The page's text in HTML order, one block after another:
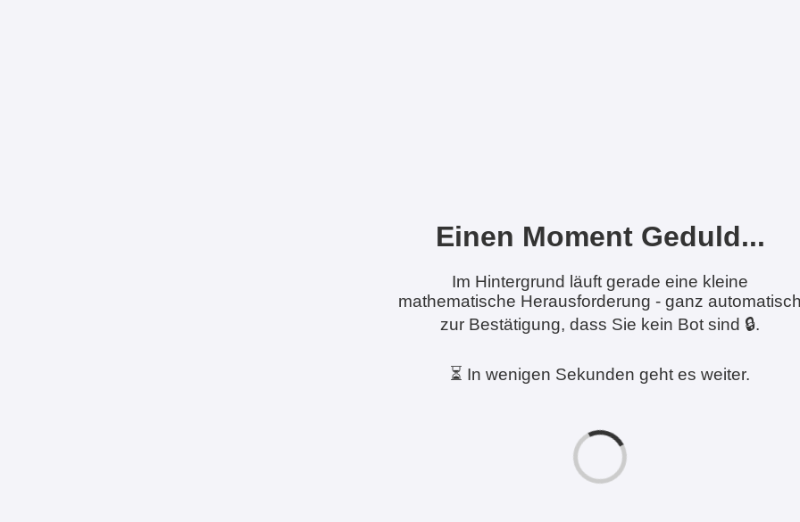
Einen Moment Geduld...
Im Hintergrund läuft gerade eine kleine
mathematische Herausforderung - ganz
zur Bestätigung, dass Sie kein Bot sind 🔒.
⏳ In wenigen Sekunden geht es weiter.